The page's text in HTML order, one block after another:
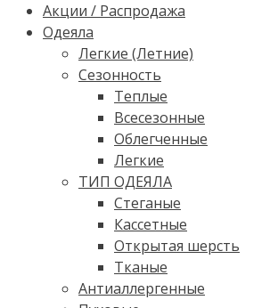
Акции / Распродажа
Одеяла
Легкие (Летние)
Сезонность
Теплые
Всесезонные
Облегченные
Легкие
ТИП ОДЕЯЛА
Стеганые
Кассетные
Открытая шерсть
Тканые
Антиаллергенные